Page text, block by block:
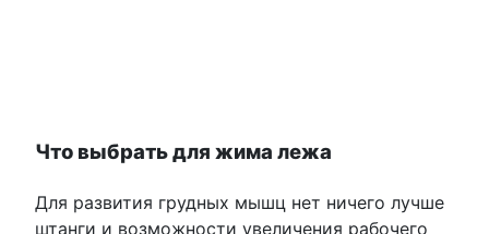
Что выбрать для жима лежа
Для развития грудных мышц нет ничего лучше
штанги и возможности увеличения рабочего